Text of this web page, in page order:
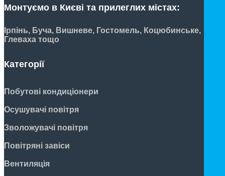
Монтуємо в Києві та прилеглих містах:
Ірпінь, Буча, Вишневе, Гостомель, Коцюбинське,
Глеваха тощо
Категорії
Побутові кондиціонери
Осушувачі повітря
Зволожувачі повітря
Повітряні завіси
Вентиляція